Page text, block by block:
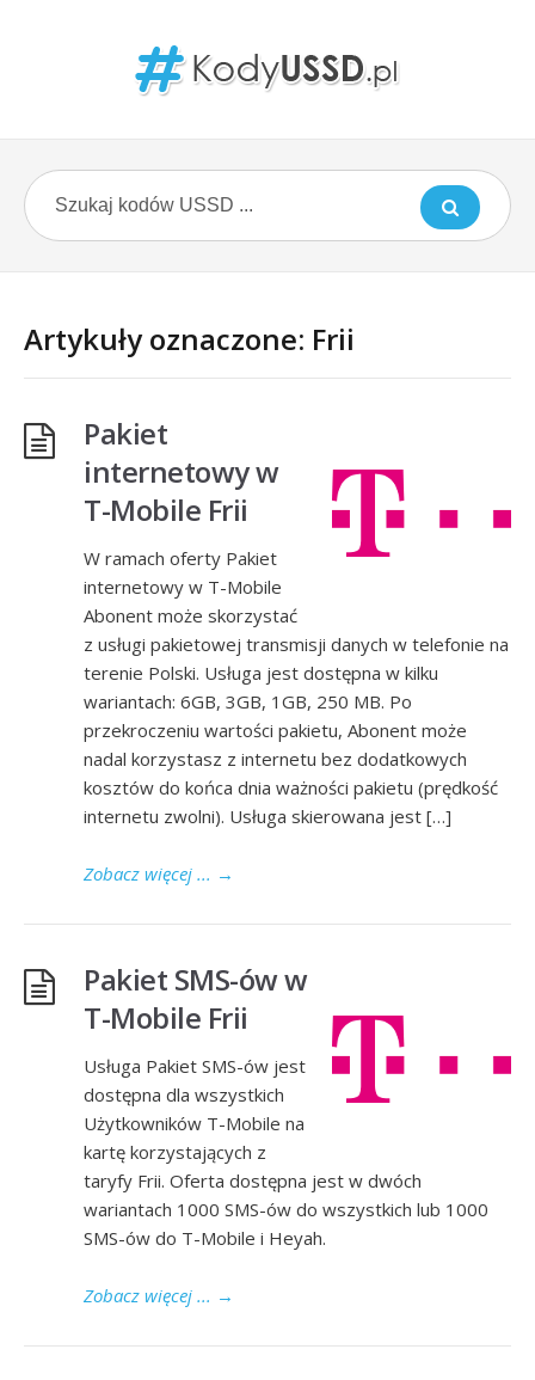
Artykuły oznaczone: Frii
Pakiet
internetowy w
T-Mobile Frii
W ramach oferty Pakiet
internetowy w T-Mobile
Abonent może skorzystać
z usługi pakietowej transmisji danych w telefonie na
terenie Polski. Usługa jest dostępna w kilku
wariantach: 6GB, 3GB, 1GB, 250 MB. Po
przekroczeniu wartości pakietu, Abonent może
nadal korzystasz z internetu bez dodatkowych
kosztów do końca dnia ważności pakietu (prędkość
internetu zwolni). Usługa skierowana jest […]
Zobacz więcej ... →
Pakiet SMS-ów w
T-Mobile Frii
Usługa Pakiet SMS-ów jest
dostępna dla wszystkich
Użytkowników T-Mobile na
kartę korzystających z
taryfy Frii. Oferta dostępna jest w dwóch
wariantach 1000 SMS-ów do wszystkich lub 1000
SMS-ów do T-Mobile i Heyah.
Zobacz więcej ... →